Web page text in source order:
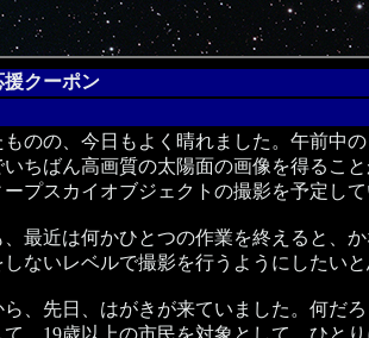
援クーポン
のの、今日もよく晴れました。午前中
ちばん高画質の太陽面の画像を得るこ
プスカイオブジェクトの撮影を予定し
最近は何かひとつの作業を終えると、
しないレベルで撮影を行うようにしたい
、先日、はがきが来ていました。何だ
、19歳以上の市民を対象として、ひと